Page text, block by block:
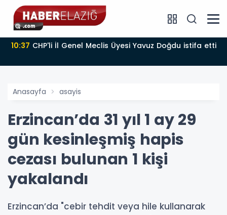
10:37 CHP'li İl Genel Meclis Üyesi Yavuz Doğdu istifa etti
Anasayfa asayis
Erzincan’da 31 yıl 1 ay 29
gün kesinleşmiş hapis
cezası bulunan 1 kişi
yakalandı
Erzincan’da "cebir tehdit veya hile kullanarak